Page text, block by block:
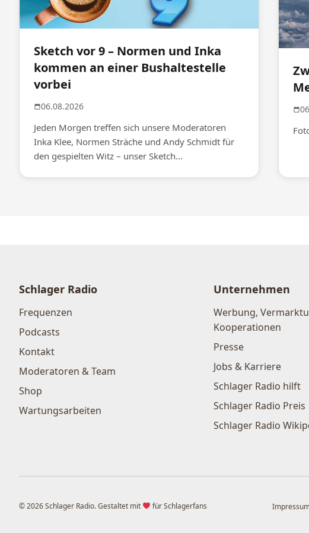
Sketch vor 9 – Normen und Inka
kommen an einer Bushaltestelle
vorbei
06.08.2026
Jeden Morgen treffen sich unsere Moderatoren
Inka Klee, Normen Sträche und Andy Schmidt für
den gespielten Witz – unser Sketch...
Schlager Radio
Frequenzen
Podcasts
Kontakt
Moderatoren & Team
Shop
Wartungsarbeiten
Unternehmen
Werbung,
Kooperationen
Presse
Jobs & Karriere
Schlager Radio hilft
Schlager Radio Preis
Schlager Radio
© 2026 Schlager Radio. Gestaltet mit für Schlagerfans